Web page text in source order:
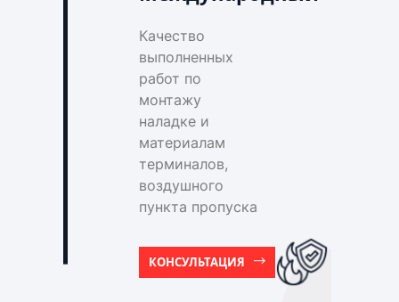
Качество
выполненных
работ по
монтажу
наладке и
материалам
терминалов,
воздушного
пункта пропуска
КОНСУЛЬТАЦИЯ